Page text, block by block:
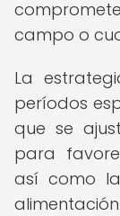
campo o
La
períodos
que se
para
así como